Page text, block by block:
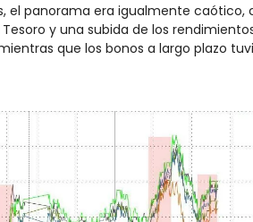
el panorama era igualmente caótico,
y una subida de los
que los bonos a largo plazo